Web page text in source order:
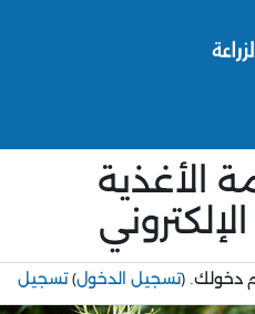
الأغذية
دخولك.(تسجيل الدخول)تسجيل